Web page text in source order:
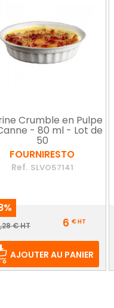
Crumble en Pulpe
- 80 ml - Lot de
50
FOURNIRESTO
Ref. SLVO57141
Prix
base
€ HT 6€HT
AJOUTER AU PANIER